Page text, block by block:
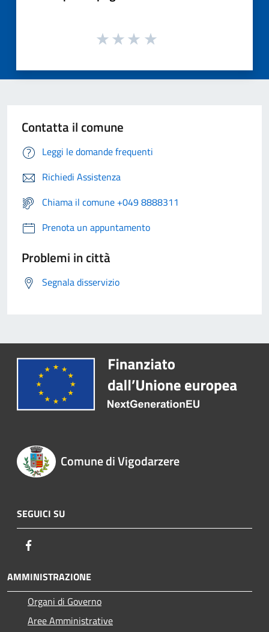
Contatta il comune
Leggi le domande frequenti
Richiedi Assistenza
Chiama il comune +049 8888311
Prenota un appuntamento
Problemi in città
Segnala disservizio
Comune di Vigodarzere
SEGUICI SU
AMMINISTRAZIONE
Organi di Governo
Aree Amministrative